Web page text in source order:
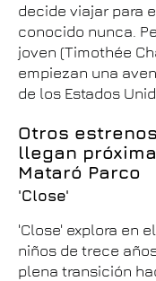
decide viajar para
conocido nunca.
joven (Timothée
empiezan una
de los Estados
Otros
llegan
Mataró Parco
'Close'
'Close' explora en
niños de trece
plena transición